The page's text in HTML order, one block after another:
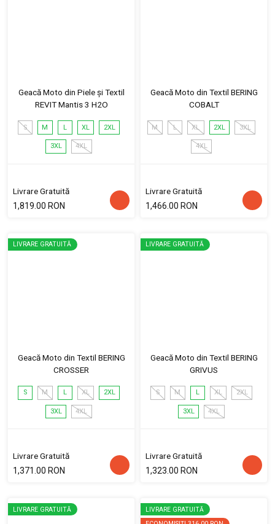
Geacă Moto din Piele și Textil
REVIT Mantis 3 H2O
S M L XL 2XL
3XL 4XL
Livrare Gratuită
1,819.00 RON
Geacă Moto din Textil BERING
COBALT
M L XL 2XL 3XL
4XL
Livrare Gratuită
1,466.00 RON
LIVRARE GRATUITĂ
Geacă Moto din Textil BERING
CROSSER
S M L XL 2XL
3XL 4XL
Livrare Gratuită
1,371.00 RON
LIVRARE GRATUITĂ
Geacă Moto din Textil BERING
GRIVUS
S M L XL 2XL
3XL 4XL
Livrare Gratuită
1,323.00 RON
LIVRARE GRATUITĂ
LIVRARE GRATUITĂ